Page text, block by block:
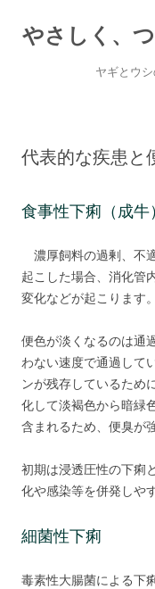
やさしく、
ヤギとウ
代表的な疾患と
食事性下痢（成牛）
濃厚飼料の過剰、不
起こした場合、消化管
変化などが起こります。
便色が淡くなるのは通
わない速度で通過して
ンが残存しているため
化して淡褐色から暗緑
含まれるため、便臭が
初期は浸透圧性の下痢
化や感染等を併発しや
細菌性下痢
毒素性大腸菌による下